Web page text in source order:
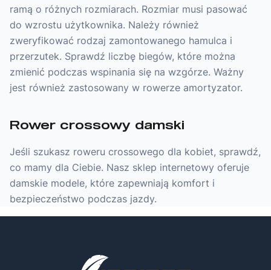
ramą o różnych rozmiarach. Rozmiar musi pasować
do wzrostu użytkownika. Należy również
zweryfikować rodzaj zamontowanego hamulca i
przerzutek. Sprawdź liczbę biegów, które można
zmienić podczas wspinania się na wzgórze. Ważny
jest również zastosowany w rowerze amortyzator.
Rower crossowy damski
Jeśli szukasz roweru crossowego dla kobiet, sprawdź,
co mamy dla Ciebie. Nasz sklep internetowy oferuje
damskie modele, które zapewniają komfort i
bezpieczeństwo podczas jazdy.